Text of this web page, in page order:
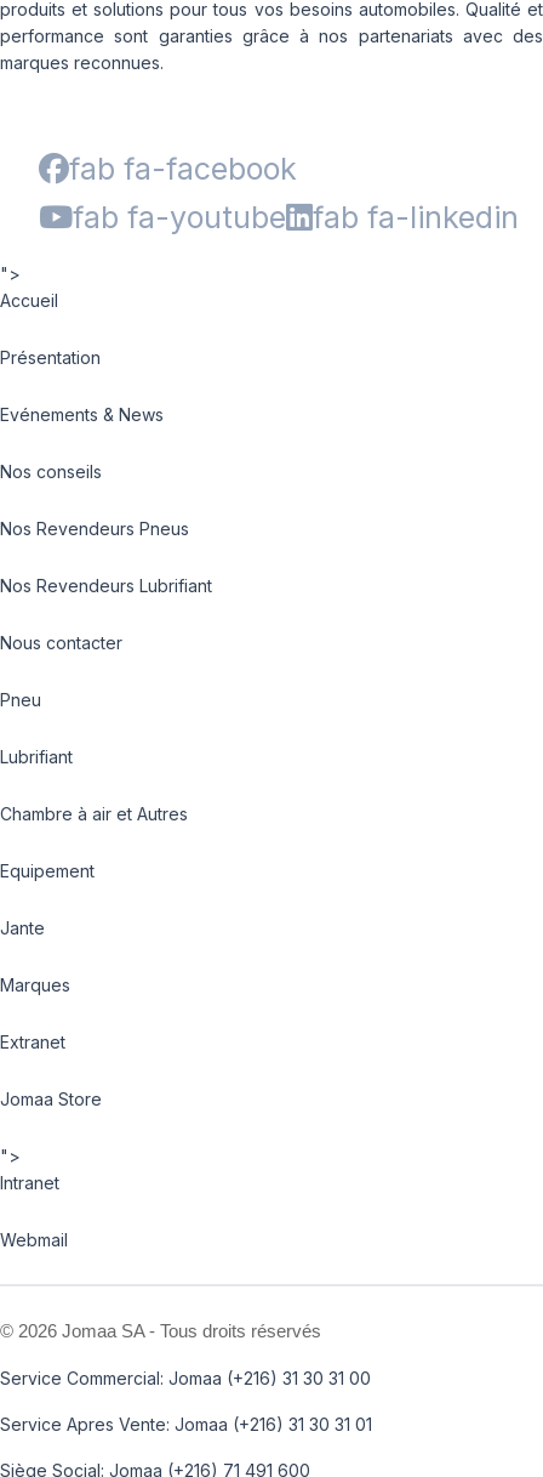
produits et solutions pour tous vos besoins automobiles. Qualité et
performance sont garanties grâce à nos partenariats avec des
marques reconnues.
fab fa-facebook
fab fa-youtube
fab fa-linkedin
">
Accueil
Présentation
Evénements & News
Nos conseils
Nos Revendeurs Pneus
Nos Revendeurs Lubrifiant
Nous contacter
Pneu
Lubrifiant
Chambre à air et Autres
Equipement
Jante
Marques
Extranet
Jomaa Store
">
Intranet
Webmail
© 2026 Jomaa SA - Tous droits réservés
Service Commercial: Jomaa (+216) 31 30 31 00
Service Apres Vente: Jomaa (+216) 31 30 31 01
Siège Social: Jomaa (+216) 71 491 600